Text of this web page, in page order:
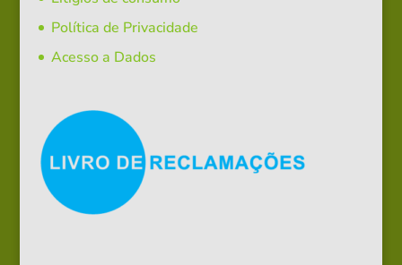
Política de Privacidade
Acesso a Dados